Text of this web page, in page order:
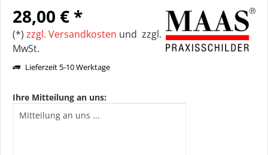
28,00 € *
(*) zzgl. Versandkosten und zzgl.
MwSt.
Lieferzeit 5-10 Werktage
Ihre Mitteilung an uns: